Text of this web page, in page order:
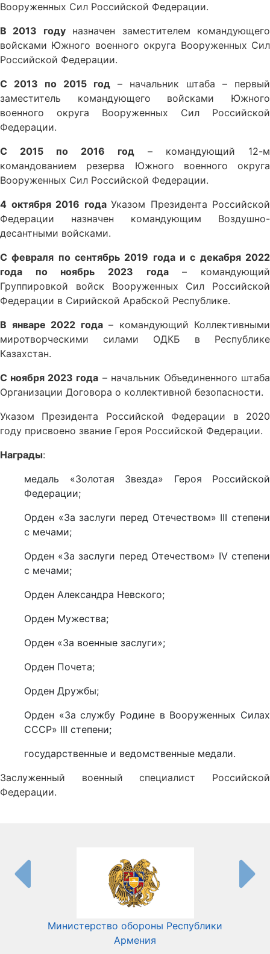
Вооруженных Сил Российской Федерации.
В 2013 годуназначен заместителем командующего
войсками Южного военного округа Вооруженных Сил
Российской Федерации.
С 2013 по 2015 год – начальник штаба – первый
заместитель командующего войсками Южного
военного округа Вооруженных Сил Российской
Федерации.
С 2015 по 2016 год – командующий 12-м
командованием резерва Южного военного округа
Вооруженных Сил Российской Федерации.
4 октября 2016 года Указом Президента Российской
Федерации назначен командующим Воздушно-
десантными войсками.
С февраля по сентябрь 2019 года и с декабря 2022
года по ноябрь 2023 года– командующий
Группировкой войск Вооруженных Сил Российской
Федерации в Сирийской Арабской Республике.
В январе 2022 года– командующий Коллективными
миротворческими силами ОДКБ в Республике
Казахстан.
С ноября 2023 года – начальник Объединенного штаба
Организации Договора о коллективной безопасности.
Указом Президента Российской Федерации в 2020
году присвоено звание Героя Российской Федерации.
Награды:
медаль «Золотая Звезда» Героя Российской
Федерации;
Орден «За заслуги перед Отечеством» III степени
с мечами;
Орден «За заслуги перед Отечеством» IV степени
с мечами;
Орден Александра Невского;
Орден Мужества;
Орден «За военные заслуги»;
Орден Почета;
Орден Дружбы;
Орден «За службу Родине в Вооруженных Силах
СССР» III степени;
государственные и ведомственные медали.
Заслуженный военный специалист Российской
Федерации.
Министерство обороны Республики
Армения